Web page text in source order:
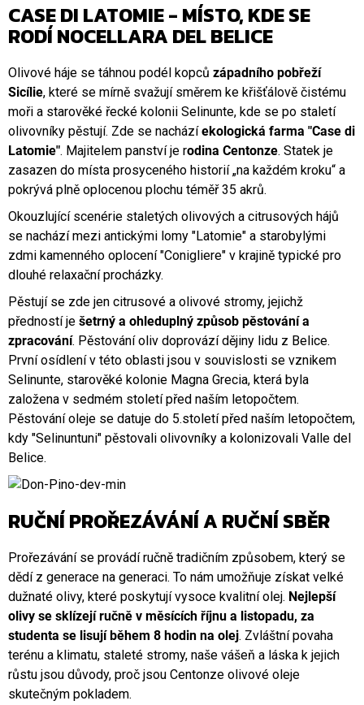
CASE DI LATOMIE - MÍSTO, KDE SE
RODÍ NOCELLARA DEL BELICE
Olivové háje se táhnou podél kopců západního pobřeží
Sicílie, které se mírně svažují směrem ke křišťálově čistému
moři a starověké řecké kolonii Selinunte, kde se po staletí
olivovníky pěstují. Zde se nacházíekologická farma "Case di
Latomie". Majitelem panství je rodina Centonze. Statek je
zasazen do místa prosyceného historií „na každém kroku“ a
pokrývá plně oplocenou plochu téměř 35 akrů.
Okouzlující scenérie staletých olivových a citrusových hájů
se nachází mezi antickými lomy "Latomie" a starobylými
zdmi kamenného oplocení "Conigliere" v krajině typické pro
dlouhé relaxační procházky.
Pěstují se zde jen citrusové a olivové stromy, jejichž
předností je šetrný a ohleduplný způsob pěstování a
zpracování. Pěstování oliv doprovází dějiny lidu z Belice.
První osídlení v této oblasti jsou v souvislosti se vznikem
Selinunte, starověké kolonie Magna Grecia, která byla
založena v sedmém století před naším letopočtem.
Pěstování oleje se datuje do 5.století před naším letopočtem,
kdy "Selinuntuni" pěstovali olivovníky a kolonizovali Valle del
Belice.
RUČNÍ PROŘEZÁVÁNÍ A RUČNÍ SBĚR
Prořezávání se provádí ručně tradičním způsobem, který se
dědí z generace na generaci. To nám umožňuje získat velké
dužnaté olivy, které poskytují vysoce kvalitní olej. Nejlepší
olivy se sklízejí ručně v měsících říjnu a listopadu, za
studenta se lisují během 8 hodin na olej. Zvláštní povaha
terénu a klimatu, staleté stromy, naše vášeň a láska k jejich
růstu jsou důvody, proč jsou Centonze olivové oleje
skutečným pokladem.